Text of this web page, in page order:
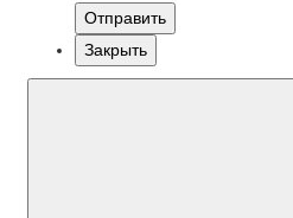
Отправить
Закрыть